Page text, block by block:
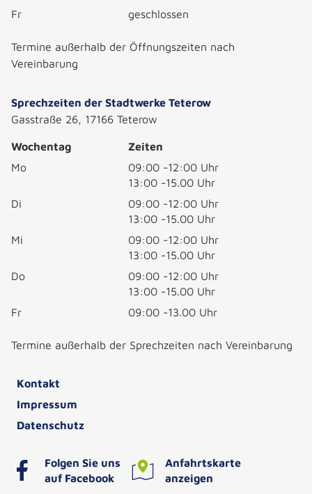
Fr
geschlossen
Termine außerhalb der Öffnungszeiten nach
Vereinbarung
Sprechzeiten der Stadtwerke Teterow
Gasstraße 26, 17166 Teterow
Wochentag
Zeiten
Mo
09:00 -12:00 Uhr
13:00 -15.00 Uhr
Di
09:00 -12:00 Uhr
13:00 -15.00 Uhr
Mi
09:00 -12:00 Uhr
13:00 -15.00 Uhr
Do
09:00 -12:00 Uhr
13:00 -15.00 Uhr
Fr
09:00 -13.00 Uhr
Termine außerhalb der Sprechzeiten nach Vereinbarung
Kontakt
Impressum
Datenschutz
Folgen Sie uns
auf Facebook
Anfahrtskarte
anzeigen